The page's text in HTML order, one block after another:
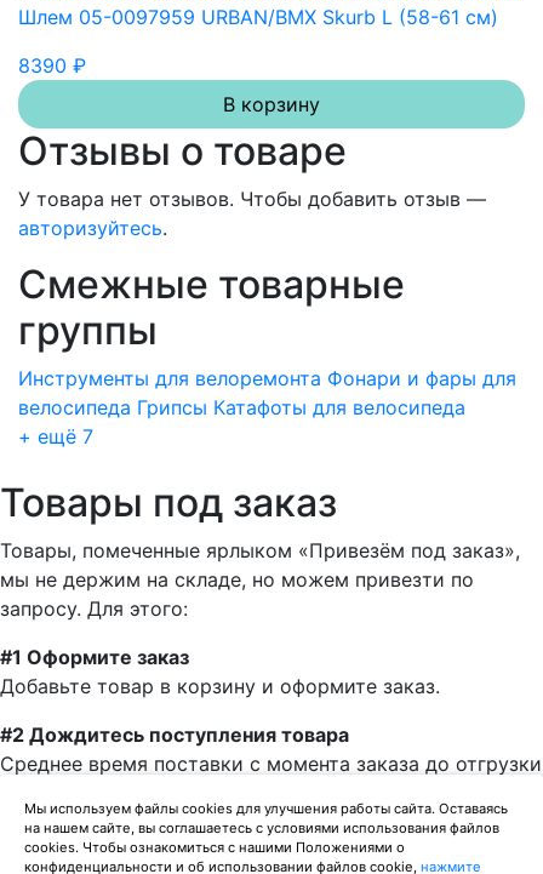
Шлем 05-0097959 URBAN/BMX Skurb L (58-61 см)
8390 ₽
В корзину
Отзывы о товаре
У товара нет отзывов. Чтобы добавить отзыв —
авторизуйтесь.
Смежные товарные
группы
Инструменты для велоремонта Фонари и фары для
велосипеда Грипсы Катафоты для велосипеда
+ ещё 7
Товары под заказ
Товары, помеченные ярлыком «Привезём под заказ»,
мы не держим на складе, но можем привезти по
запросу. Для этого:
#1 Оформите заказ
Добавьте товар в корзину и оформите заказ.
#2 Дождитесь поступления товара
Среднее время поставки с момента заказа до отгрузки
#3 Получите товар
Мы используем файлы cookies для улучшения работы сайта. Оставаясь
на нашем сайте, вы соглашаетесь с условиями использования файлов
cookies. Чтобы ознакомиться с нашими Положениями о
конфиденциальности и об использовании файлов cookie, нажмите